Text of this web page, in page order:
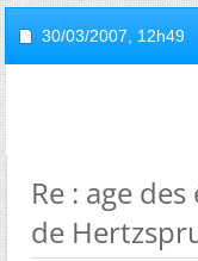
30/03/2007, 12h49
Re : age
de